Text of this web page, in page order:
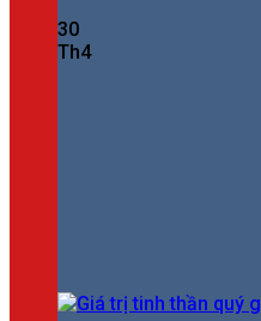
30
Th4